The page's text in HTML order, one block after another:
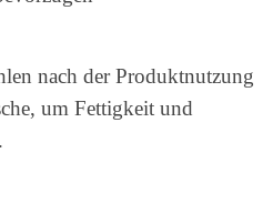
nach der Produktnutzung
um Fettigkeit und